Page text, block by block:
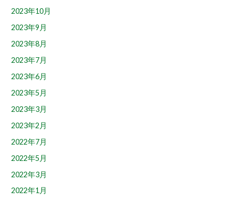
2023年10月
2023年9月
2023年8月
2023年7月
2023年6月
2023年5月
2023年3月
2023年2月
2022年7月
2022年5月
2022年3月
2022年1月